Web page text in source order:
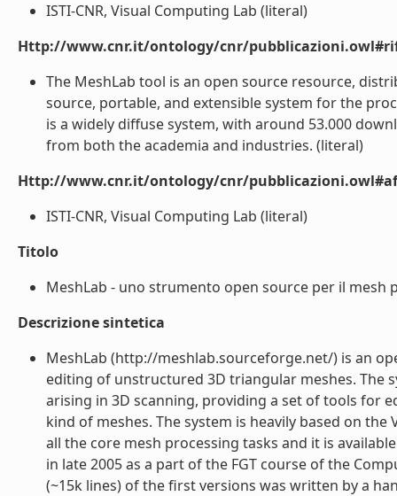
ISTI-CNR, Visual Computing Lab (literal)
Http://www.cnr.it/ontology/cnr/
The MeshLab tool is an open source resource,
source, portable, and extensible system for the
is a widely diffuse system, with around 53.000
from both the academia and industries. (literal)
Http://www.cnr.it/ontology/cnr/
ISTI-CNR, Visual Computing Lab (literal)
Titolo
MeshLab - uno strumento open source per il mesh
Descrizione sintetica
MeshLab (http://meshlab.sourceforge.net/) is an
editing of unstructured 3D triangular meshes. The
arising in 3D scanning, providing a set of tools for
kind of meshes. The system is heavily based on the
all the core mesh processing tasks and it is
in late 2005 as a part of the FGT course of the
(~15k lines) of the first versions was written by a